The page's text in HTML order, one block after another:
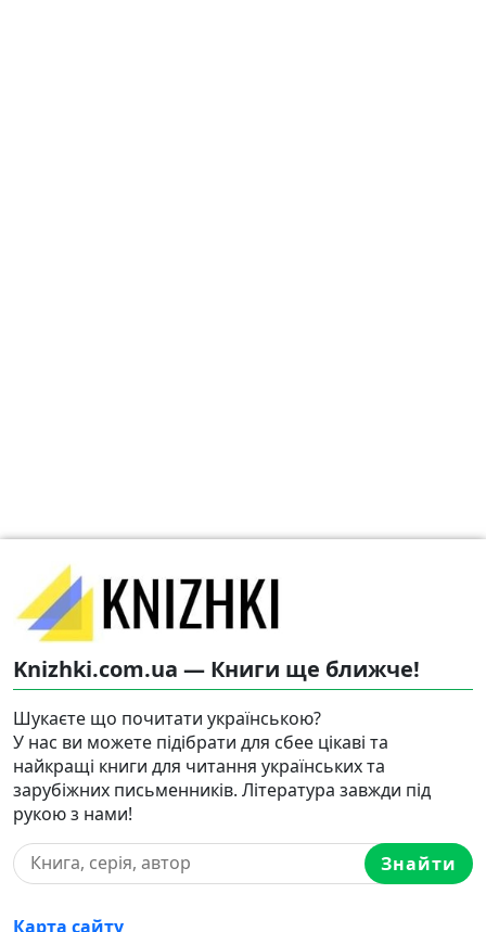
Knizhki.com.ua — Книги ще ближче!
Шукаєте що почитати українською?
У нас ви можете підібрати для сбее цікаві та
найкращі книги для читання українських та
зарубіжних письменників. Література завжди під
рукою з нами!
Знайти
Карта сайту